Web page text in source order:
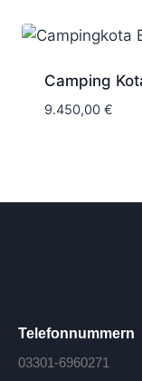
Camping
9.450,00 €
Telefonnummern
03301-6960271